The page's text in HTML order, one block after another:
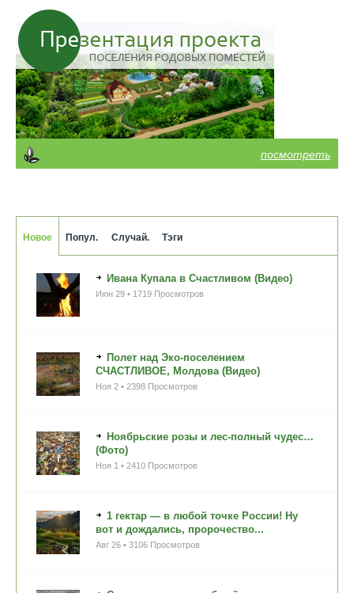
посмотреть
Новое Попул. Случай. Тэги
Ивана Купала в Счастливом (Видео)
Июн 29 • 1719 Просмотров
Полет над Эко-поселением
СЧАСТЛИВОЕ, Молдова (Видео)
Ноя 2 • 2398 Просмотров
Ноябрьские розы и лес-полный чудес…
(Фото)
Ноя 1 • 2410 Просмотров
1 гектар — в любой точке России! Ну
вот и дождались, пророчество...
Авг 26 • 3106 Просмотров